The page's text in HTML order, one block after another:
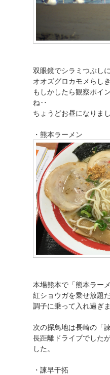
双眼鏡でシラミつぶし
オオズグロカモメらし
もしかしたら観察ポイ
ね‥
ちょうどお昼になりまし
・熊本ラーメン
本場熊本で「熊本ラー
紅ショウガを乗せ放題だ
調子に乗って入れ過ぎ
次の探鳥地は長崎の「
長距離ドライブでした
した。
・諫早干拓